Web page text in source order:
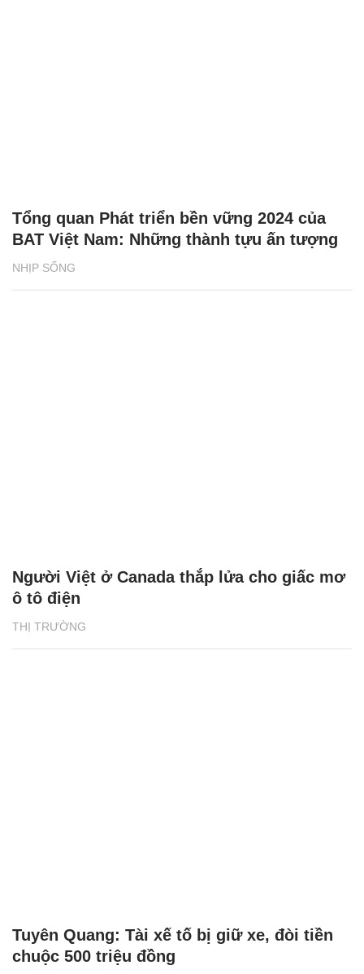
NHỊP SỐNG
Tổng quan Phát triển bền vững 2024 của
BAT Việt Nam: Những thành tựu ấn tượng
THỊ TRƯỜNG
Người Việt ở Canada thắp lửa cho giấc mơ
ô tô điện
Tuyên Quang: Tài xế tố bị giữ xe, đòi tiền
chuộc 500 triệu đồng